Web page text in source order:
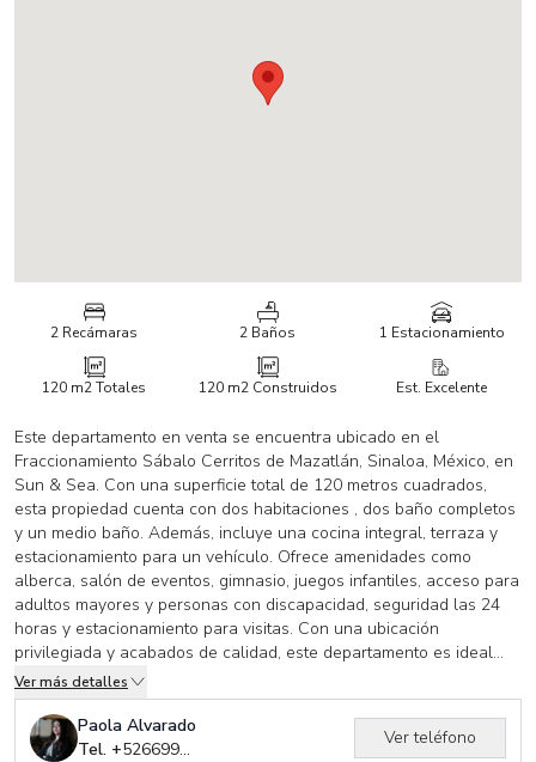
2 Recámaras 2 Baños 1 Estacionamiento
120 m2Totales 120 m2Construidos Est. Excelente
Este departamento en venta se encuentra ubicado en el
Fraccionamiento Sábalo Cerritos de Mazatlán, Sinaloa, México, en
Sun & Sea. Con una superficie total de 120 metros cuadrados,
esta propiedad cuenta con dos habitaciones , dos baño completos
y un medio baño. Además, incluye una cocina integral, terraza y
estacionamiento para un vehículo. Ofrece amenidades como
alberca, salón de eventos, gimnasio, juegos infantiles, acceso para
adultos mayores y personas con discapacidad, seguridad las 24
horas y estacionamiento para visitas. Con una ubicación
privilegiada y acabados de calidad, este departamento es ideal
para aquellos que buscan comodidad y seguridad en un entorno
de lujo. Además, ofrece vistas panorámicas y un diseño
arquitectónico vanguardista. ¡No pierdas la oportunidad de vivir en
este exclusivo depa en Mazatlán!
Ver más detalles
Paola Alvarado
Tel. +526699320239
Ver teléfono